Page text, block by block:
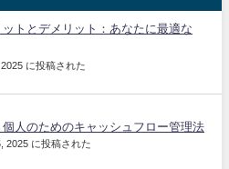
トとデメリット：あなたに最適な
に投稿された
人のためのキャッシュフロー管理法
2025 に投稿された